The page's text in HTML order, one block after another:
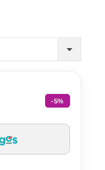
-5%